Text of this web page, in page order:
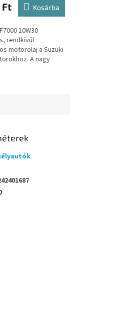
Ft Kosárba
10W30
rendkívül
motorolaj a Suzuki
A nagy